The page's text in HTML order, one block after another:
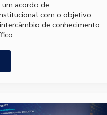
acordo de
com o objetivo
de conhecimento